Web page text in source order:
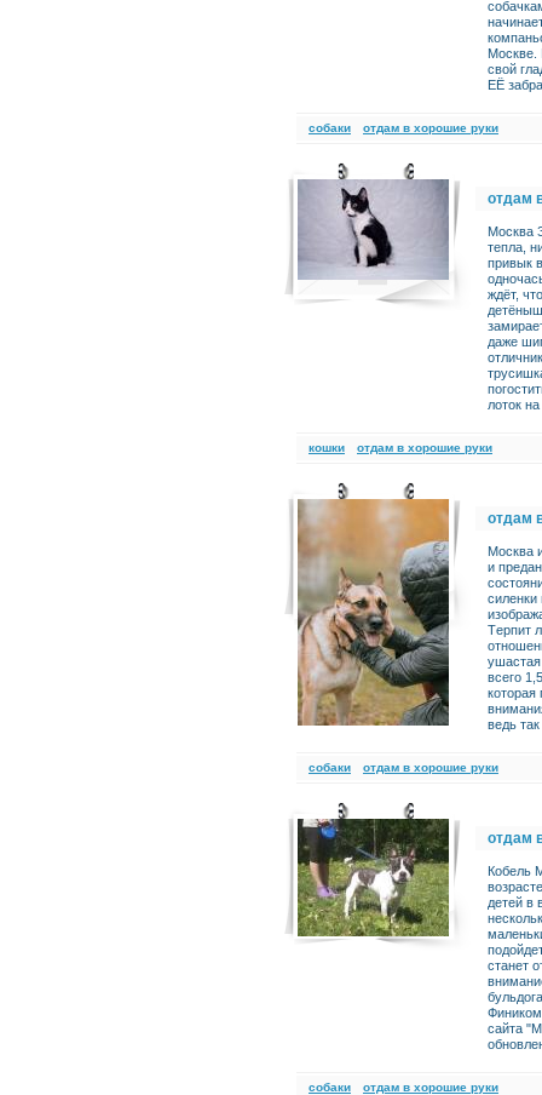
Москве.
свой
ЕЁ
cобаки отдам в хорошие руки
отдам
Москва
тепла,
привык
ждёт,
даже
лоток
кошки отдам в хорошие руки
отдам
Москва
и
силeнки
Тepпит
ушастая
всего
которая
ведь
cобаки отдам в хорошие руки
отдам
Кобель
детей в
станет
сайта
cобаки отдам в хорошие руки